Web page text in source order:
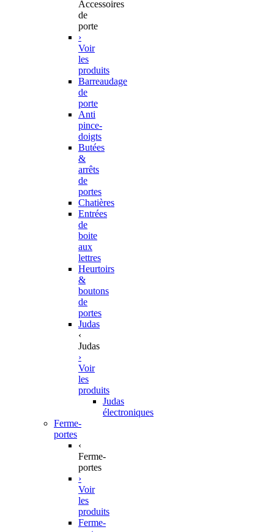
Accessoires
de
porte
›
Voir
les
produits
Barreaudage
de
porte
Anti
pince-
doigts
Butées
&
arrêts
de
portes
Chatières
Entrées
de
boite
aux
lettres
Heurtoirs
&
boutons
de
portes
Judas
‹
Judas
›
Voir
les
produits
Judas
électroniques
Ferme-
portes
‹
Ferme-
portes
›
Voir
les
produits
Ferme-